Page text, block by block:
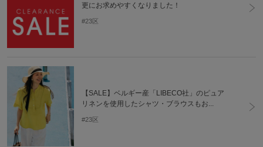
更にお求めやすくなりました！
#23区
【SALE】ベルギー産「LIBECO社」のピュア
リネンを使用したシャツ・ブラウスもお...
#23区